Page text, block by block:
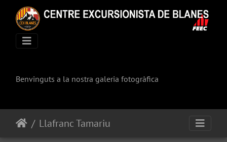
Benvinguts a la nostra galeria fotogràfica
Llafranc Tamariu